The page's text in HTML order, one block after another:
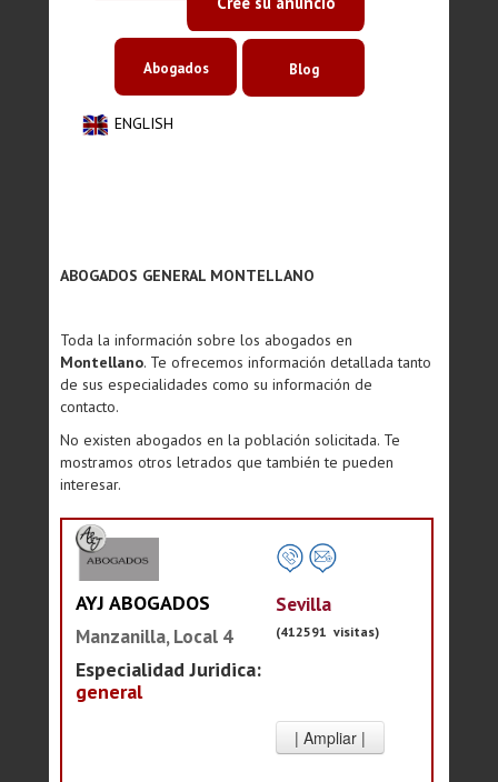
ENGLISH
Abogados Blog
ABOGADOS GENERAL MONTELLANO
Toda la información sobre los abogados en
Montellano. Te ofrecemos información detallada tanto
de sus especialidades como su información de
contacto.
No existen abogados en la población solicitada. Te
mostramos otros letrados que también te pueden
interesar.
AYJ ABOGADOS
Manzanilla, Local 4
Especialidad Juridica:
general
Sevilla
(412591 visitas)